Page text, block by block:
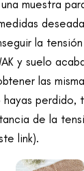
muestra
la
y suelo
las
perdido,
de la
link).